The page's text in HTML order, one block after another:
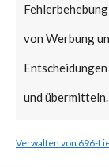
von Werbung
und übermitteln.
Verwalten von 696-
What is
At the
no
two